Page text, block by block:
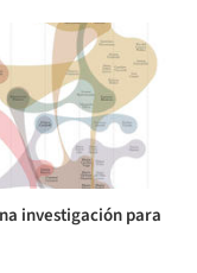
investigación para